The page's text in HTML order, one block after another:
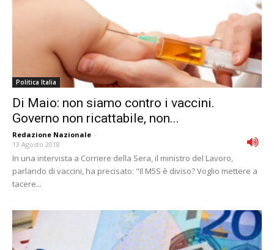
Politica Italia
Di Maio: non siamo contro i vaccini.
Governo non ricattabile, non...
Redazione Nazionale -
13 Agosto 2018
In una intervista a Corriere della Sera, il ministro del Lavoro,
parlando di vaccini, ha precisato: "Il M5S è diviso? Voglio mettere a
tacere...